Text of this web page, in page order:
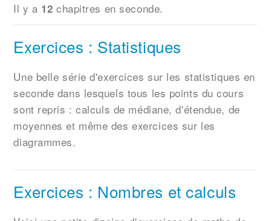
Il y a 12 chapitres en seconde.
Exercices : Statistiques
Une belle série d'exercices sur les statistiques en
seconde dans lesquels tous les points du cours
sont repris : calculs de médiane, d'étendue, de
moyennes et même des exercices sur les
diagrammes.
Exercices : Nombres et calculs